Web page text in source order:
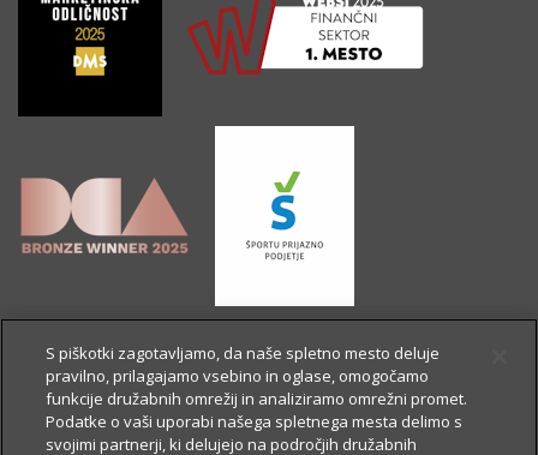
S piškotki zagotavljamo, da naše spletno mesto deluje
pravilno, prilagajamo vsebino in oglase, omogočamo
funkcije družabnih omrežij in analiziramo omrežni promet.
Podatke o vaši uporabi našega spletnega mesta delimo s
svojimi partnerji, ki delujejo na področjih družabnih